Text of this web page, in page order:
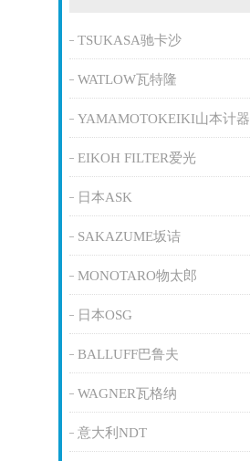
TSUKASA驰卡沙
WATLOW瓦特隆
YAMAMOTOKEIKI山本计器
EIKOH FILTER爱光
日本ASK
SAKAZUME坂诘
MONOTARO物太郎
日本OSG
BALLUFF巴鲁夫
WAGNER瓦格纳
意大利NDT